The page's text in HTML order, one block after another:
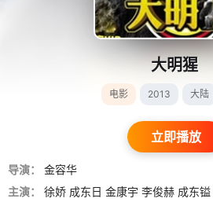
大明猩
电影 2013 大陆
立即播放
导演：
金容华
主演：
徐娇 成东日 金康宇 李俊赫 成东镒